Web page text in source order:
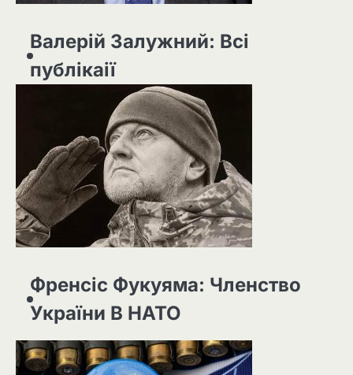
Валерій Залужний: Всі
публікаії
Френсіс Фукуяма: Членство
України В НАТО